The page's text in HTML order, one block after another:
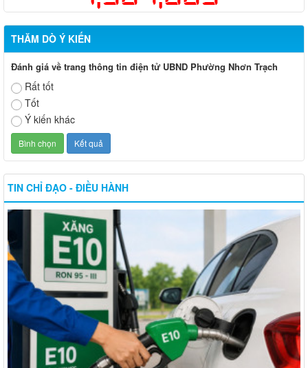
THĂM DÒ Ý KIẾN
Đánh giá về trang thông tin điện tử UBND Phường Nhơn Trạch
Rất tốt
Tốt
Ý kiến khác
TIN CHỈ ĐẠO - ĐIỀU HÀNH